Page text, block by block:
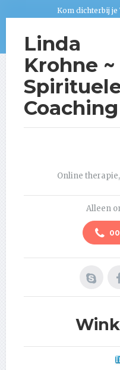
Kom dichterbij je
Linda
Krohne ~
Coaching
Online
Alleen